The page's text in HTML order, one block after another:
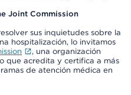
Joint Commission
sus inquietudes sobre la
hospitalización, lo invitamos
, una organización
que acredita y certifica a más
de atención médica en